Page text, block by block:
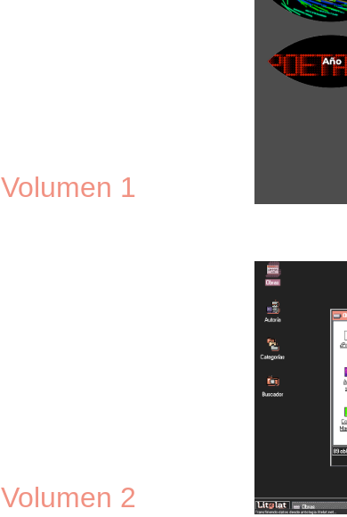
Volumen 1
Volumen 2